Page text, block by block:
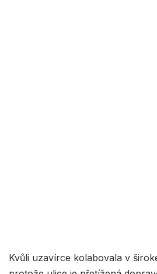
Kvůli uzavírce kolabovala v